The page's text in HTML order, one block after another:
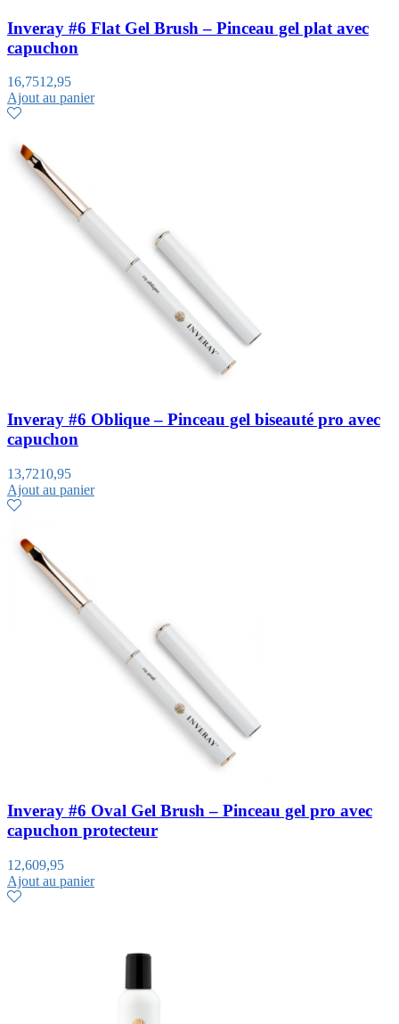
Inveray #6 Flat Gel Brush – Pinceau gel plat avec
capuchon
16,7512,95
Ajout au panier
Inveray #6 Oblique – Pinceau gel biseauté pro avec
capuchon
13,7210,95
Ajout au panier
Inveray #6 Oval Gel Brush – Pinceau gel pro avec
capuchon protecteur
12,609,95
Ajout au panier